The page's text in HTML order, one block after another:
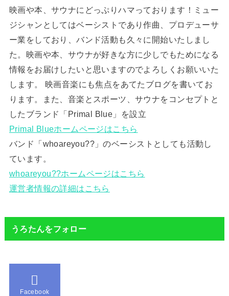
映画や本、サウナにどっぷりハマっております！ミュー
ジシャンとしてはベーシストであり作曲、プロデューサ
ー業をしており、バンド活動も久々に開始いたしまし
た。映画や本、サウナが好きな方に少しでもためになる
情報をお届けしたいと思いますのでよろしくお願いいた
します。 映画音楽にも焦点をあてたブログを書いてお
ります。また、音楽とスポーツ、サウナをコンセプトと
したブランド「Primal Blue」を設立
Primal Blueホームページはこちら
バンド「whoareyou??」のベーシストとしても活動し
ています。
whoareyou??ホームページはこちら
運営者情報の詳細はこちら
うろたんをフォロー
Facebook